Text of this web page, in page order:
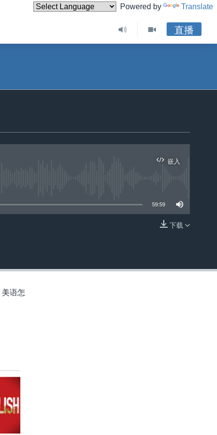
Powered by Translate
直播
嵌入
59:59
下载
语怎